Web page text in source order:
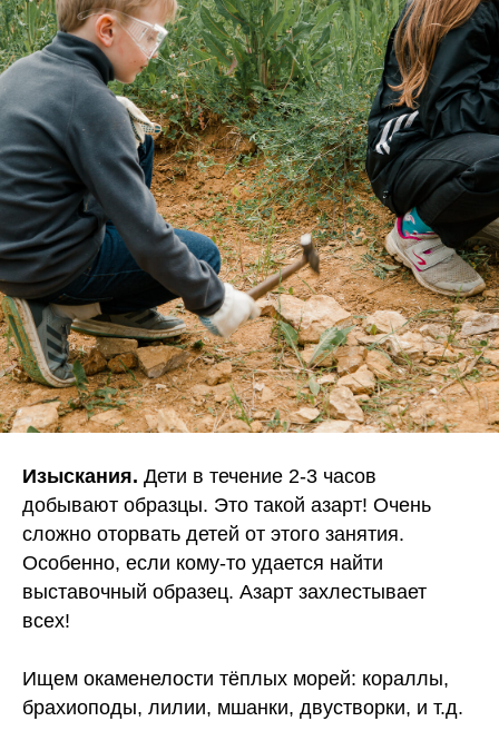
Изыскания. Дети в течение 2-3 часов
добывают образцы. Это такой азарт! Очень
сложно оторвать детей от этого занятия.
Особенно, если кому-то удается найти
выставочный образец. Азарт захлестывает
всех!
Ищем окаменелости тёплых морей: кораллы,
брахиоподы, лилии, мшанки, двустворки, и т.д.